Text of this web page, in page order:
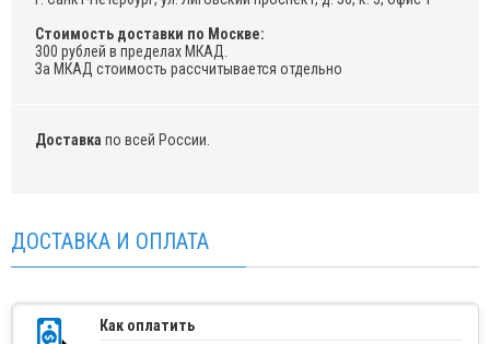
Стоимость доставки по Москве:
300 рублей в пределах МКАД.
За МКАД стоимость рассчитывается отдельно
Доставка по всей России.
ДОСТАВКА И ОПЛАТА
Как оплатить